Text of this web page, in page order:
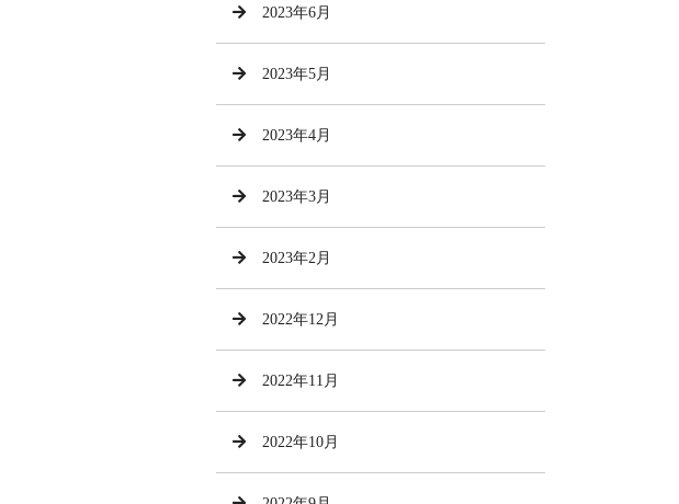
2023年6月
2023年5月
2023年4月
2023年3月
2023年2月
2022年12月
2022年11月
2022年10月